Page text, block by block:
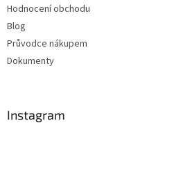
Hodnocení obchodu
Blog
Průvodce nákupem
Dokumenty
Instagram